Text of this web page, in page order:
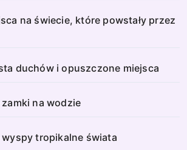
na świecie, które powstały przez
duchów i opuszczone miejsca
na wodzie
tropikalne świata